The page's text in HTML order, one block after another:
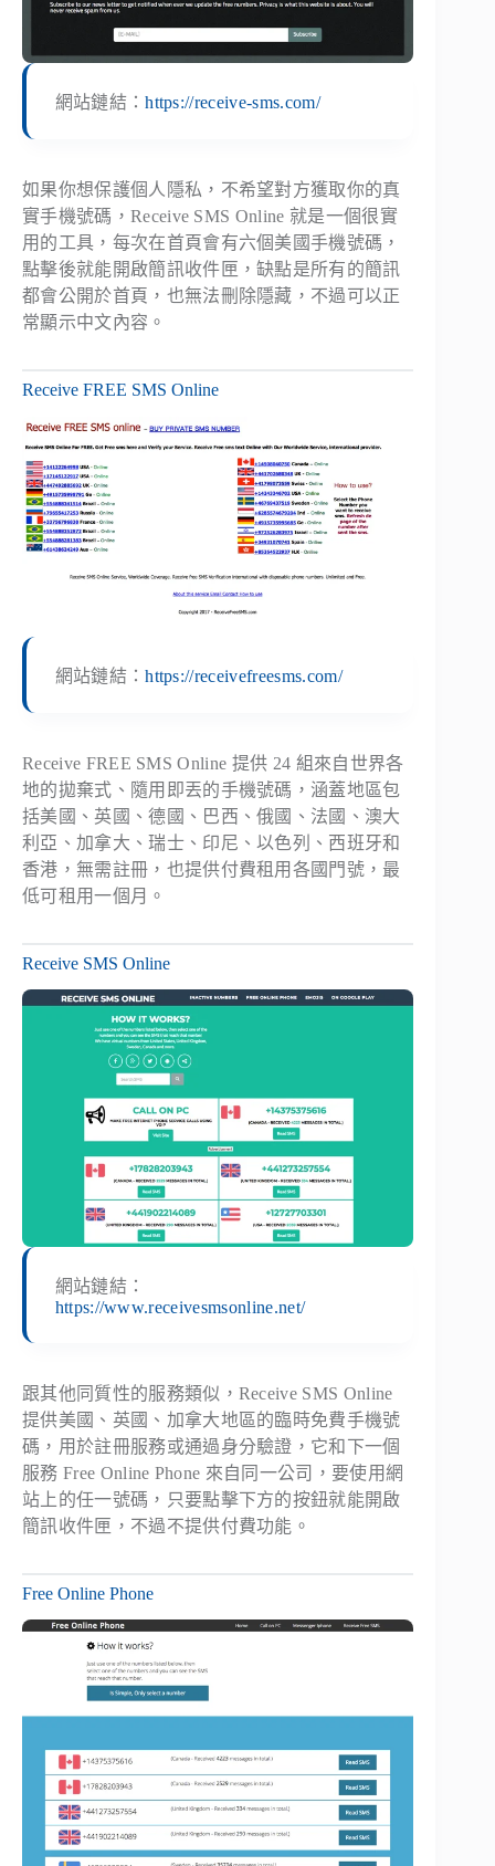
網站鏈結：https://receive-sms.com/
如果你想保護個人隱私，不希望對方獲取你的真
實手機號碼，Receive SMS Online 就是一個很實
用的工具，每次在首頁會有六個美國手機號碼，
點擊後就能開啟簡訊收件匣，缺點是所有的簡訊
都會公開於首頁，也無法刪除隱藏，不過可以正
常顯示中文內容。
Receive FREE SMS Online
網站鏈結：https://receivefreesms.com/
Receive FREE SMS Online 提供 24 組來自世界各
地的拋棄式、隨用即丟的手機號碼，涵蓋地區包
括美國、英國、德國、巴西、俄國、法國、澳大
利亞、加拿大、瑞士、印尼、以色列、西班牙和
香港，無需註冊，也提供付費租用各國門號，最
低可租用一個月。
Receive SMS Online
網站鏈結：
https://www.receivesmsonline.net/
跟其他同質性的服務類似，Receive SMS Online
提供美國、英國、加拿大地區的臨時免費手機號
碼，用於註冊服務或通過身分驗證，它和下一個
服務 Free Online Phone 來自同一公司，要使用網
站上的任一號碼，只要點擊下方的按鈕就能開啟
簡訊收件匣，不過不提供付費功能。
Free Online Phone